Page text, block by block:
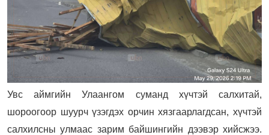
Увс аймгийн Улаангом суманд хүчтэй салхитай,
шороогоор шуурч үзэгдэх орчин хязгаарлагдсан, хүчтэй
салхилсны улмаас зарим байшингийн дээвэр хийсжээ.